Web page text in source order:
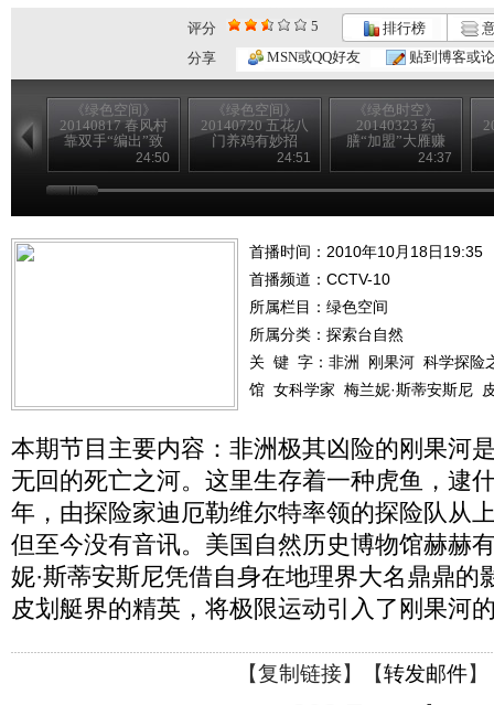
评分 5 排行榜
分享
MSN或QQ好友 贴到博客或
《绿色空间》
20140817 春风村
靠双手“编出”致
24:50
《绿色空间》
20140720 五花八
门养鸡有妙招
24:51
《绿色时空》
20140323 药
膳“加盟”大雁赚
得意外财富24:37
首播时间：2010年10月18日19:35
首播频道： CCTV-10
所属栏目： 绿色空间
所属分类：探索台自然
关 键 字： 非洲 刚果河 科学探险
馆 女科学家 梅兰妮·斯蒂安斯尼
本期节目主要内容：非洲极其凶险的刚果河
无回的死亡之河。这里生存着一种虎鱼，逮
年，由探险家迪厄勒维尔特率领的探险队从
但至今没有音讯。美国自然历史博物馆赫赫
妮·斯蒂安斯尼凭借自身在地理界大名鼎鼎的
皮划艇界的精英，将极限运动引入了刚果河
【复制链接】【转发邮件】